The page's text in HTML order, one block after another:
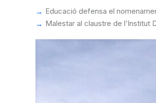
Educació defensa el
Malestar al claustre de